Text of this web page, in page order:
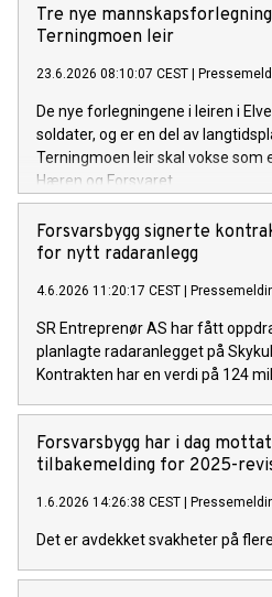
Tre nye
Terningmoen leir
23.6.2026 08:10:07 CEST
De nye forlegningene i leiren i
soldater, og er en del av
Terningmoen leir skal vokse som
Hæren og Forsvaret.
Forsvarsbygg signerte
for nytt radaranlegg
4.6.2026 11:20:17 CEST
SR Entreprenør AS har fått
planlagte radaranlegget på
Kontrakten har en verdi på 124
Forsvarsbygg har i dag
tilbakemelding for 2025-
1.6.2026 14:26:38 CEST
Det er avdekket svakheter på